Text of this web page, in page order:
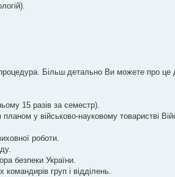
Більш детально Ви можете про це
15 разів за семестр).
у військово-науковому товаристві
роботи.
безпеки України.
груп і відділень.